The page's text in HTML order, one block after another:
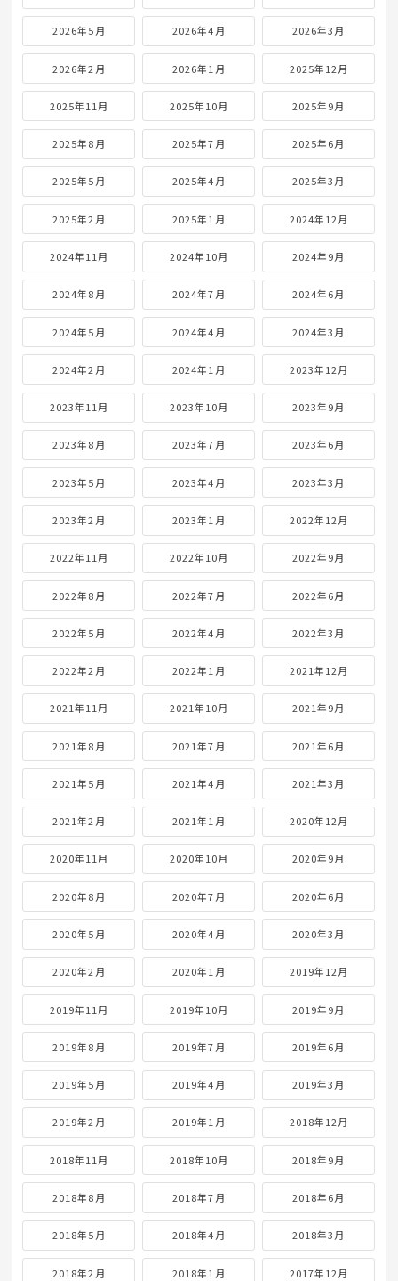
2026年5月 2026年4月 2026年3月
2026年2月 2026年1月 2025年12月
2025年11月 2025年10月 2025年9月
2025年8月 2025年7月 2025年6月
2025年5月 2025年4月 2025年3月
2025年2月 2025年1月 2024年12月
2024年11月 2024年10月 2024年9月
2024年8月 2024年7月 2024年6月
2024年5月 2024年4月 2024年3月
2024年2月 2024年1月 2023年12月
2023年11月 2023年10月 2023年9月
2023年8月 2023年7月 2023年6月
2023年5月 2023年4月 2023年3月
2023年2月 2023年1月 2022年12月
2022年11月 2022年10月 2022年9月
2022年8月 2022年7月 2022年6月
2022年5月 2022年4月 2022年3月
2022年2月 2022年1月 2021年12月
2021年11月 2021年10月 2021年9月
2021年8月 2021年7月 2021年6月
2021年5月 2021年4月 2021年3月
2021年2月 2021年1月 2020年12月
2020年11月 2020年10月 2020年9月
2020年8月 2020年7月 2020年6月
2020年5月 2020年4月 2020年3月
2020年2月 2020年1月 2019年12月
2019年11月 2019年10月 2019年9月
2019年8月 2019年7月 2019年6月
2019年5月 2019年4月 2019年3月
2019年2月 2019年1月 2018年12月
2018年11月 2018年10月 2018年9月
2018年8月 2018年7月 2018年6月
2018年5月 2018年4月 2018年3月
2018年2月 2018年1月 2017年12月